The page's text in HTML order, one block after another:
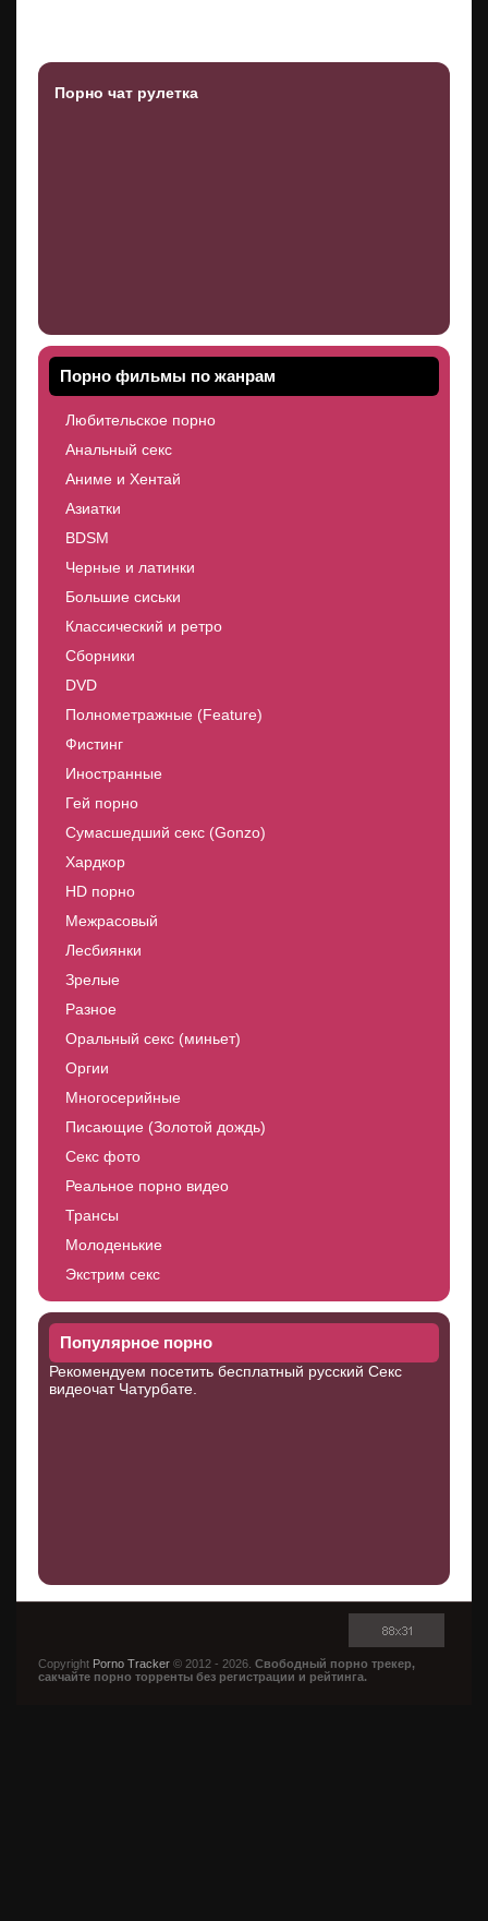
Порно чат рулетка
Порно фильмы по жанрам
Любительское порно
Анальный секс
Аниме и Хентай
Азиатки
BDSM
Черные и латинки
Большие сиськи
Классический и ретро
Сборники
DVD
Полнометражные (Feature)
Фистинг
Иностранные
Гей порно
Сумасшедший секс (Gonzo)
Хардкор
HD порно
Межрасовый
Лесбиянки
Зрелые
Разное
Оральный секс (миньет)
Оргии
Многосерийные
Писающие (Золотой дождь)
Секс фото
Реальное порно видео
Трансы
Молоденькие
Экстрим секс
Популярное порно
Рекомендуем посетить бесплатный русский Секс
видеочат Чатурбате
Copyright Porno Tracker © 2012 - 2026. Свободный порно трекер,
сакчайте порно торренты без регистрации и рейтинга.